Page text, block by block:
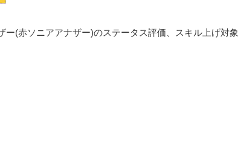
(赤ソニアアナザー)のステータス評価、スキル上げ対象